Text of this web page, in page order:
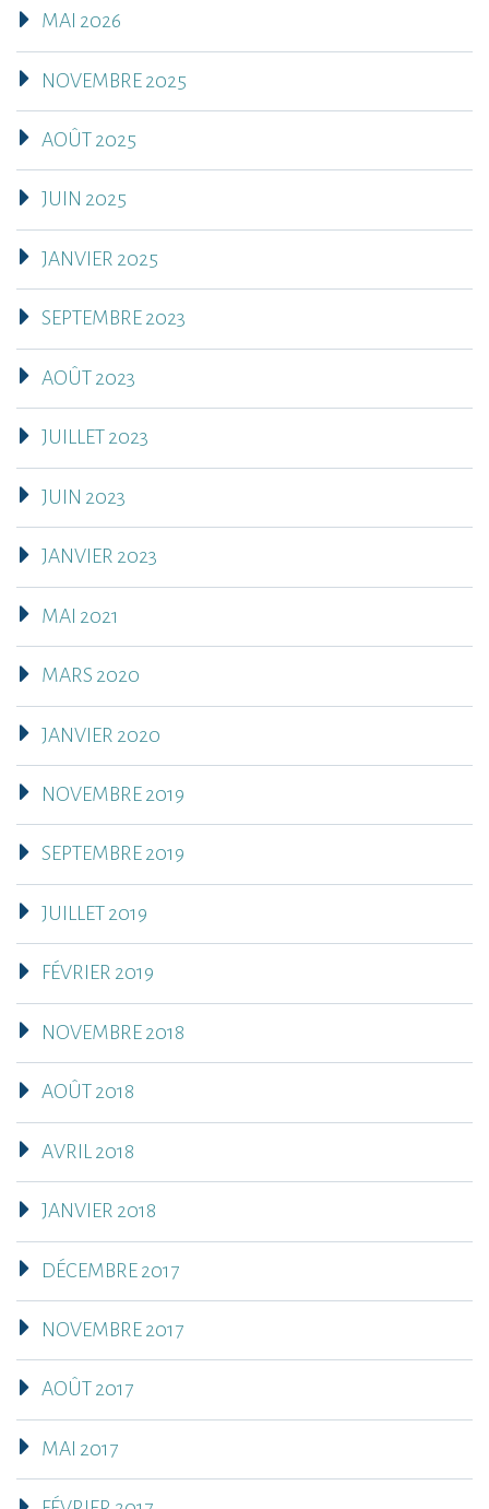
MAI 2026
NOVEMBRE 2025
AOÛT 2025
JUIN 2025
JANVIER 2025
SEPTEMBRE 2023
AOÛT 2023
JUILLET 2023
JUIN 2023
JANVIER 2023
MAI 2021
MARS 2020
JANVIER 2020
NOVEMBRE 2019
SEPTEMBRE 2019
JUILLET 2019
FÉVRIER 2019
NOVEMBRE 2018
AOÛT 2018
AVRIL 2018
JANVIER 2018
DÉCEMBRE 2017
NOVEMBRE 2017
AOÛT 2017
MAI 2017